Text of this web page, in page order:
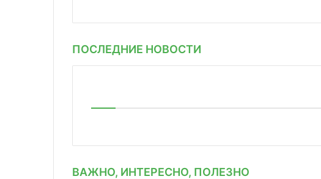
ПОСЛЕДНИЕ НОВОСТИ
ВАЖНО, ИНТЕРЕСНО, ПОЛЕЗНО